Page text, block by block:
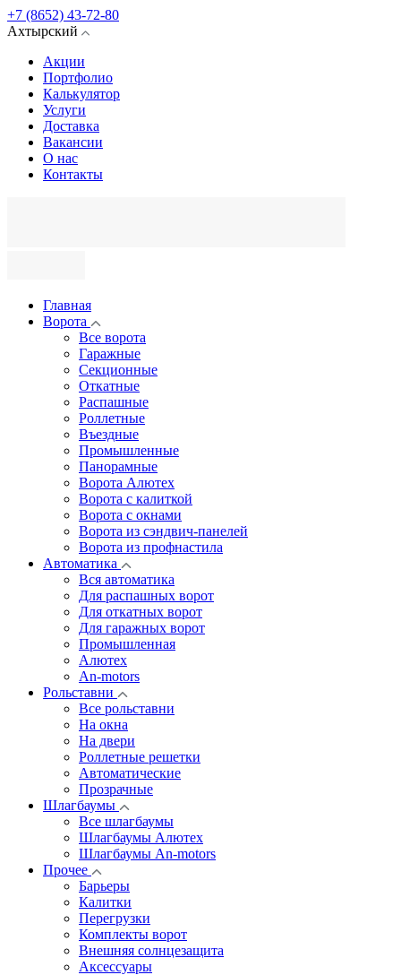
+7 (8652) 43-72-80
Ахтырский
Акции
Портфолио
Калькулятор
Услуги
Доставка
Вакансии
О нас
Контакты
Главная
Ворота
Все ворота
Гаражные
Секционные
Откатные
Распашные
Роллетные
Въездные
Промышленные
Панорамные
Ворота Алютех
Ворота с калиткой
Ворота c окнами
Ворота из сэндвич-панелей
Ворота из профнастила
Автоматика
Вся автоматика
Для распашных ворот
Для откатных ворот
Для гаражных ворот
Промышленная
Алютех
An-motors
Рольставни
Все рольставни
На окна
На двери
Роллетные решетки
Автоматические
Прозрачные
Шлагбаумы
Все шлагбаумы
Шлагбаумы Алютех
Шлагбаумы An-motors
Прочее
Барьеры
Калитки
Перегрузки
Комплекты ворот
Внешняя солнцезащита
Аксессуары